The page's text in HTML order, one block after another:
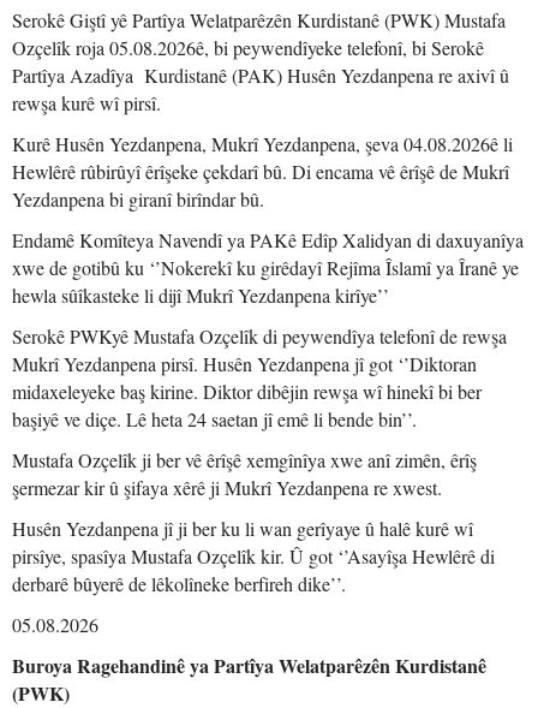
Serokê Giştî yê Partîya Welatparêzên Kurdistanê (PWK) Mustafa
Ozçelîk roja 05.08.2026ê, bi peywendîyeke telefonî, bi Serokê
Partîya Azadîya Kurdistanê (PAK) Husên Yezdanpena re axivî û
rewşa kurê wî pirsî.
Kurê Husên Yezdanpena, Mukrî Yezdanpena, şeva 04.08.2026ê li
Hewlêrê rûbirûyî êrîşeke çekdarî bû. Di encama vê êrîşê de Mukrî
Yezdanpena bi giranî birîndar bû.
Endamê Komîteya Navendî ya PAKê Edîp Xalidyan di daxuyanîya
xwe de gotibû ku ‘’Nokerekî ku girêdayî Rejîma Îslamî ya Îranê ye
hewla sûîkasteke li dijî Mukrî Yezdanpena kirîye’’
Serokê PWKyê Mustafa Ozçelîk di peywendîya telefonî de rewşa
Mukrî Yezdanpena pirsî. Husên Yezdanpena jî got ‘’Diktoran
midaxeleyeke baş kirine. Diktor dibêjin rewşa wî hinekî bi ber
başiyê ve diçe. Lê heta 24 saetan jî emê li bende bin’’.
Mustafa Ozçelîk ji ber vê êrîşê xemgînîya xwe anî zimên, êrîş
şermezar kir û şifaya xêrê ji Mukrî Yezdanpena re xwest.
Husên Yezdanpena jî ji ber ku li wan gerîyaye û halê kurê wî
pirsîye, spasîya Mustafa Ozçelîk kir. Û got ‘’Asayîşa Hewlêrê di
derbarê bûyerê de lêkolîneke berfireh dike’’.
05.08.2026
Buroya Ragehandinê ya Partîya Welatparêzên Kurdistanê
(PWK)